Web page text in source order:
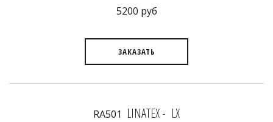
5200 руб
ЗАКАЗАТЬ
RA501 LINATEX - LX